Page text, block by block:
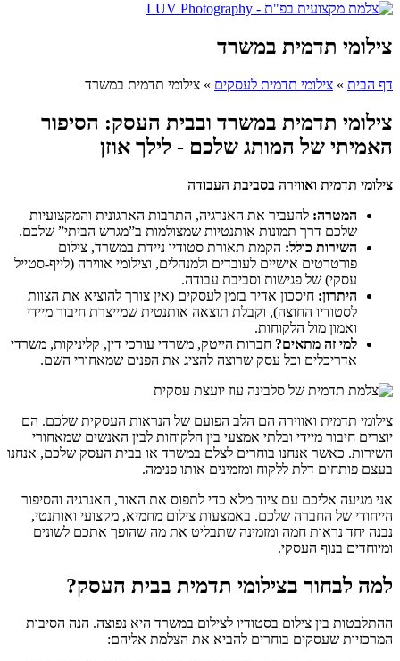
צילומי תדמית במשרד
דף הבית » צילומי תדמית לעסקים​ » צילומי תדמית במשרד
צילומי תדמית במשרד ובבית העסק: הסיפור
האמיתי של המותג שלכם - לילך אוזן
צילומי תדמית ואווירה בסביבת העבודה
המטרה: להעביר את האנרגיה, התרבות הארגונית והמקצועיות
שלכם דרך תמונות אותנטיות שמצולמות ב”מגרש הביתי” שלכם.
השירות כולל: הקמת תאורת סטודיו ניידת במשרד, צילום
פורטרטים אישיים לעובדים ולמנהלים, וצילומי אווירה (לייף-סטייל
עסקי) של פגישות וסביבת עבודה.
היתרון: חיסכון אדיר בזמן לעסקים (אין צורך להוציא את הצוות
לסטודיו החוצה), וקבלת תוצאה אותנטית שמייצרת חיבור מיידי
ואמון מול הלקוחות.
למי זה מתאים? חברות הייטק, משרדי עורכי דין, קליניקות, משרדי
אדריכלים וכל עסק שרוצה להציג את הפנים שמאחורי השם.
צילומי תדמית ואווירה הם הלב הפועם של הנראות העסקית שלכם. הם
יוצרים חיבור מיידי ובלתי אמצעי בין הלקוחות לבין האנשים שמאחורי
השירות. כאשר אנחנו בוחרים לצלם במשרד או בבית העסק שלכם, אנחנו
בעצם פותחים דלת ללקוח ומזמינים אותו פנימה.
אני מגיעה אליכם עם ציוד מלא כדי לתפוס את האור, האנרגיה והסיפור
הייחודי של החברה שלכם. באמצעות צילום מחמיא, מקצועי ואותנטי,
נבנה יחד נראות חמה ומזמינה שתבליט את מה שהופך אתכם לשונים
ומיוחדים בנוף העסקי.
למה לבחור בצילומי תדמית בבית העסק?
ההתלבטות בין צילום בסטודיו לצילום במשרד היא נפוצה. הנה הסיבות
המרכזיות שעסקים בוחרים להביא את הצלמת אליהם: